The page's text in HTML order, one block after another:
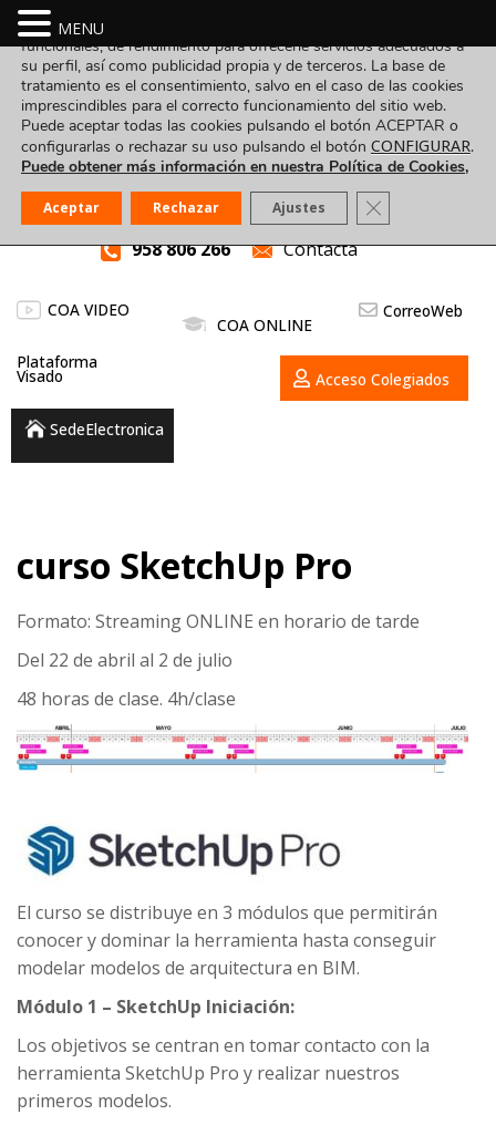
958 806 266 Contacta
COA VIDEO
COA ONLINE
CorreoWeb
Plataforma
Visado Acceso Colegiados
SedeElectronica
curso SketchUp Pro
Formato: Streaming ONLINE en horario de tarde
Del 22 de abril al 2 de julio
48 horas de clase. 4h/clase
El curso se distribuye en 3 módulos que permitirán
conocer y dominar la herramienta hasta conseguir
modelar modelos de arquitectura en BIM.
Módulo 1 – SketchUp Iniciación:
Los objetivos se centran en tomar contacto con la
herramienta SketchUp Pro y realizar nuestros
primeros modelos.
MENU
Utilizamos cookies propias y de terceros para fines analíticos,
funcionales, de rendimiento para ofrecerle servicios adecuados a
su perfil, así como publicidad propia y de terceros. La base de
tratamiento es el consentimiento, salvo en el caso de las cookies
imprescindibles para el correcto funcionamiento del sitio web.
Puede aceptar todas las cookies pulsando el botón ACEPTAR o
configurarlas o rechazar su uso pulsando el botón CONFIGURAR.
Puede obtener más información en nuestra Política de Cookies,
Aceptar Rechazar Ajustes Cerrar el banner